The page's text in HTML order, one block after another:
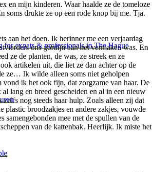
for expats & professionals in The Hague
en mijn kinderen. Waar haalde ze de tomeloze
soms drukte ze op een rode knop bij me. Tja.
aan het doen. Ik herinner me een verjaardag
ons gordijn aan het vermaken was. En
ze de planten, de was, ze streek en ze
artikelen uit, die liet ze dan achter op de
ze… Ik wilde alleen soms niet geholpen
vond ik het ook fijn, dat zorgzame van haar. De
lang en breed gescheiden en al in een nieuw
nog steeds haar hulp. Zoals alleen zij dat
plastic broodzakjes en andere zakjes, vouwde
samengebonden mee met de spullen van de
van de kattenbak. Heerlijk. Ik miste het